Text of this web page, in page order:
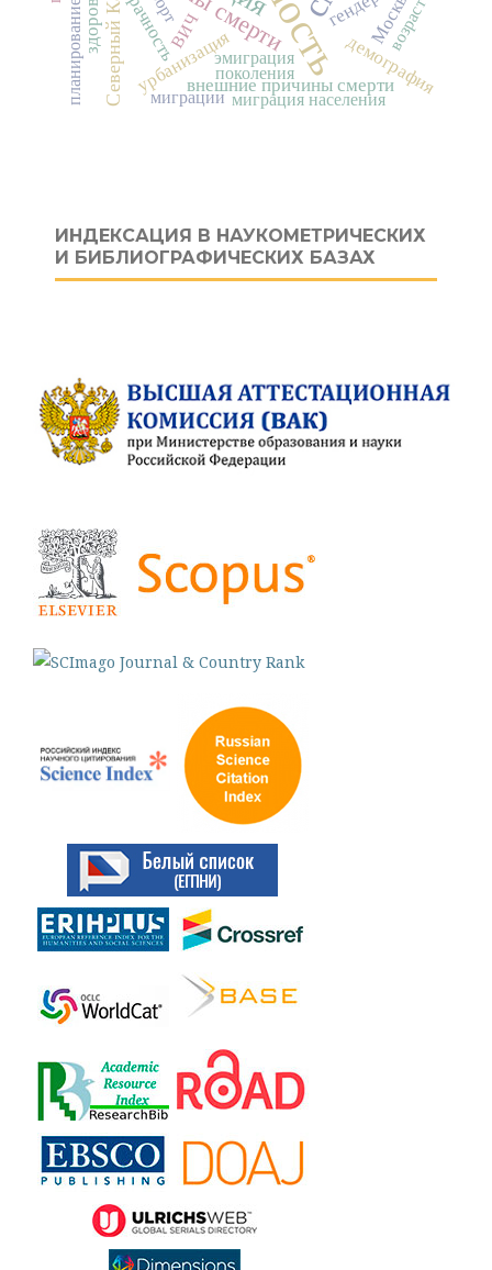
Северный Кавказ внешние причины смерти
урбанизация
Москва
брачность демография
здоровье
миграция населения
эмиграция
поколения
миграции
возраст
ВИЧ
ИНДЕКСАЦИЯ В НАУКОМЕТРИЧЕСКИХ
И БИБЛИОГРАФИЧЕСКИХ БАЗАХ